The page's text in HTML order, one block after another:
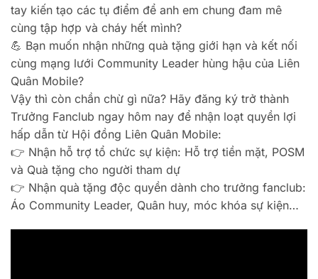
tay kiến tạo các tụ điểm để anh em chung đam mê
cùng tập hợp và cháy hết mình?
💪 Bạn muốn nhận những quà tặng giới hạn và kết nối
cùng mạng lưới Community Leader hùng hậu của Liên
Quân Mobile?
Vậy thì còn chần chừ gì nữa? Hãy đăng ký trở thành
Trưởng Fanclub ngay hôm nay để nhận loạt quyền lợi
hấp dẫn từ Hội đồng Liên Quân Mobile:
👉 Nhận hỗ trợ tổ chức sự kiện: Hỗ trợ tiền mặt, POSM
và Quà tặng cho người tham dự
👉 Nhận quà tặng độc quyền dành cho trưởng fanclub:
Áo Community Leader, Quân huy, móc khóa sự kiện…